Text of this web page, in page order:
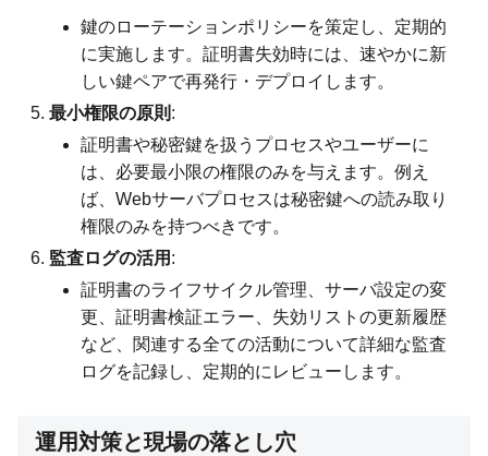
鍵のローテーションポリシーを策定し、定期的
に実施します。証明書失効時には、速やかに新
しい鍵ペアで再発行・デプロイします。
最小権限の原則 :
証明書や秘密鍵を扱うプロセスやユーザーに
は、必要最小限の権限のみを与えます。例え
ば、Webサーバプロセスは秘密鍵への読み取り
権限のみを持つべきです。
監査ログの活用 :
証明書のライフサイクル管理、サーバ設定の変
更、証明書検証エラー、失効リストの更新履歴
など、関連する全ての活動について詳細な監査
ログを記録し、定期的にレビューします。
運用対策と現場の落とし穴